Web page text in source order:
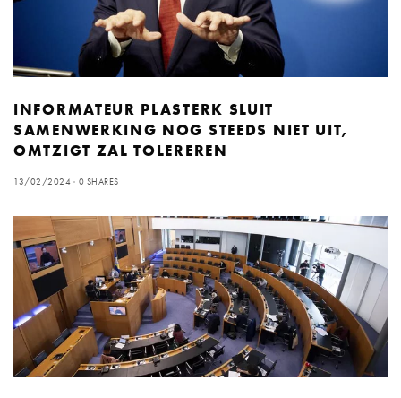
INFORMATEUR PLASTERK SLUIT
SAMENWERKING NOG STEEDS NIET UIT,
OMTZIGT ZAL TOLEREREN
13/02/2024 0 SHARES